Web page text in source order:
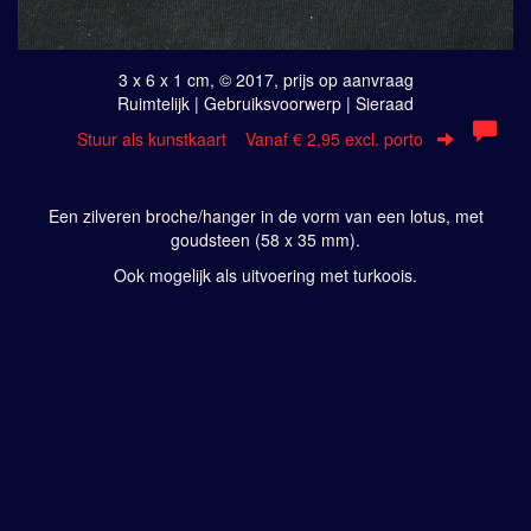
3 x 6 x 1 cm, © 2017, prijs op aanvraag
Ruimtelijk | Gebruiksvoorwerp | Sieraad
Stuur als kunstkaart Vanaf € 2,95 excl. porto
Een zilveren broche/hanger in de vorm van een lotus, met
goudsteen (58 x 35 mm).
Ook mogelijk als uitvoering met turkoois.